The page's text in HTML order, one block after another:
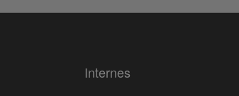
Internes